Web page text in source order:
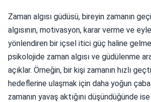
Zaman algısı güdüsü, bireyin zamanın
algısının, motivasyon, karar verme ve
yönlendiren bir içsel itici güç haline
psikolojide zaman algısı ve güdülenme
açıklar. Örneğin, bir kişi zamanın hızlı
hedeflerine ulaşmak için daha yoğun
zamanın yavaş aktığını düşündüğünde